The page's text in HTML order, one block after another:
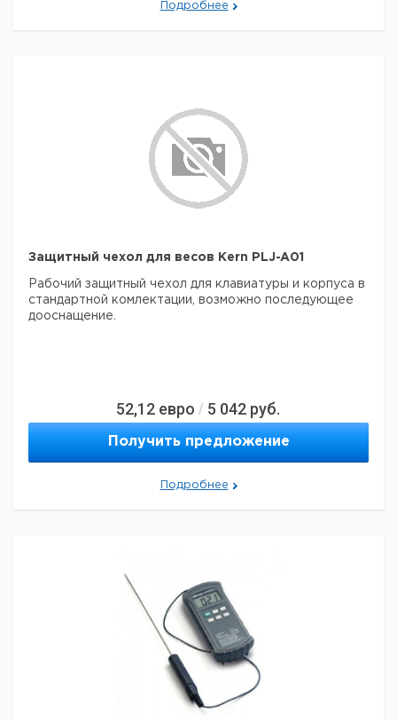
Подробнее
Защитный чехол для весов Kern PLJ-A01
Рабочий защитный чехол для клавиатуры и корпуса в
стандартной комлектации, возможно последующее
дооснащение.
52,12 евро / 5 042 руб.
Получить предложение
Подробнее